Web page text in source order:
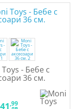
- Бебе с
36 см.
41,99